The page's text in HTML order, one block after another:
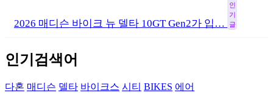
2026 매디슨 바이크 뉴 델타 10GT Gen2가 입…
인
기
글
인기검색어
다혼 매디슨 델타 바이크스 시티 BIKES 에어